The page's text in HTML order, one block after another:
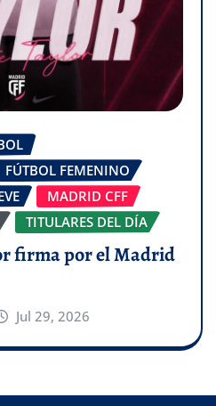
FÚTBOL FEMENINO
MADRID CFF
TITULARES DEL DÍA
firma por el Madrid
Jul 29, 2026